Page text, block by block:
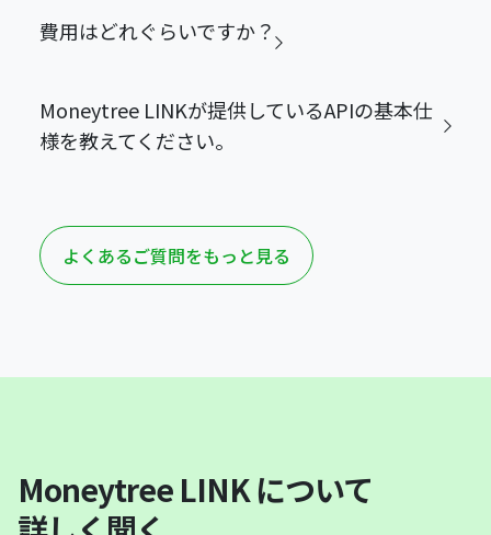
費用はどれぐらいですか？
Moneytree LINKが提供しているAPIの基本仕
様を教えてください。
よくあるご質問をもっと見る
Moneytree LINK について